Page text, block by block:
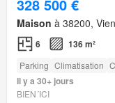
328 500 €
Maison à 38200,
6 136 m²
Parking Climatisation
Il y a 30+ jours
BIEN´ICI